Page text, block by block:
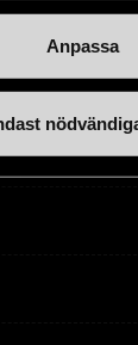
Anpassa